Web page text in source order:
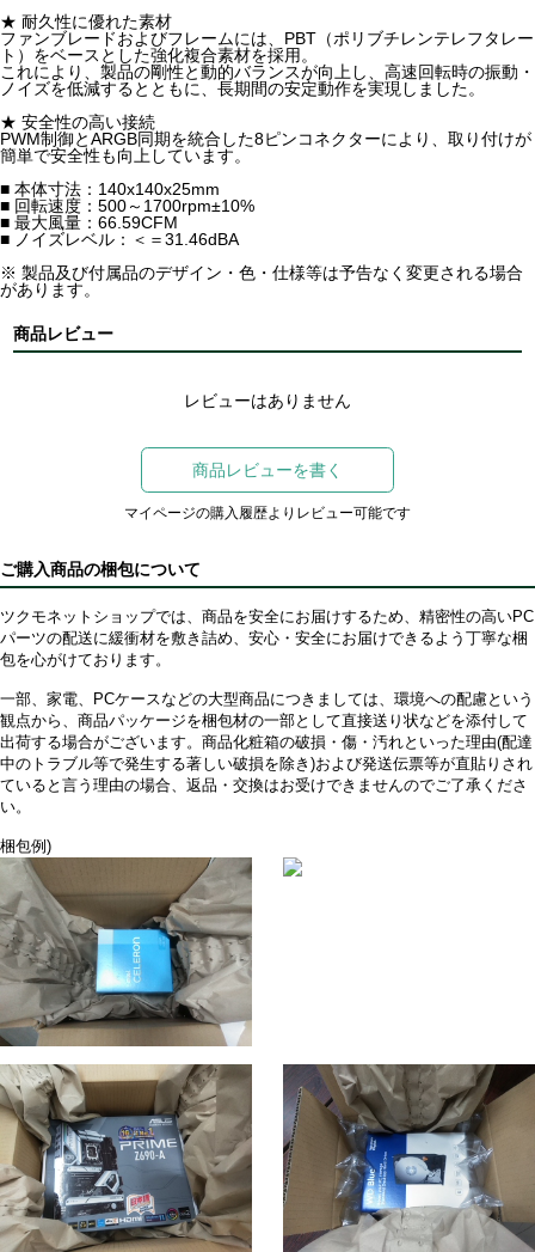
★ 耐久性に優れた素材
ファンブレードおよびフレームには、PBT（ポリブチレンテレフタレー
ト）をベースとした強化複合素材を採用。
これにより、製品の剛性と動的バランスが向上し、高速回転時の振動・
ノイズを低減するとともに、長期間の安定動作を実現しました。
★ 安全性の高い接続
PWM制御とARGB同期を統合した8ピンコネクターにより、取り付けが
簡単で安全性も向上しています。
■ 本体寸法：140x140x25mm
■ 回転速度：500～1700rpm±10%
■ 最大風量：66.59CFM
■ ノイズレベル：＜＝31.46dBA
※ 製品及び付属品のデザイン・色・仕様等は予告なく変更される場合
があります。
商品レビュー
レビューはありません
商品レビューを書く
マイページの購入履歴よりレビュー可能です
ご購入商品の梱包について
ツクモネットショップでは、商品を安全にお届けするため、精密性の高いPC
パーツの配送に緩衝材を敷き詰め、安心・安全にお届けできるよう丁寧な梱
包を心がけております。
一部、家電、PCケースなどの大型商品につきましては、環境への配慮という
観点から、商品パッケージを梱包材の一部として直接送り状などを添付して
出荷する場合がございます。商品化粧箱の破損・傷・汚れといった理由(配達
中のトラブル等で発生する著しい破損を除き)および発送伝票等が直貼りされ
ていると言う理由の場合、返品・交換はお受けできませんのでご了承くださ
い。
梱包例)